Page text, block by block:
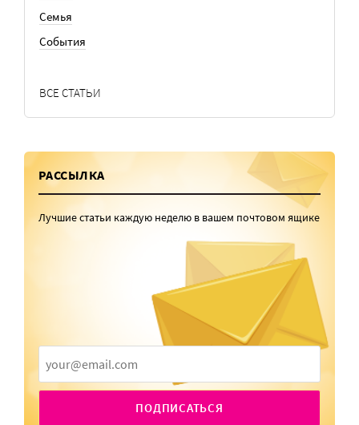
Семья
События
ВСЕ СТАТЬИ
РАССЫЛКА
Лучшие статьи каждую неделю в вашем почтовом ящике
ПОДПИСАТЬСЯ